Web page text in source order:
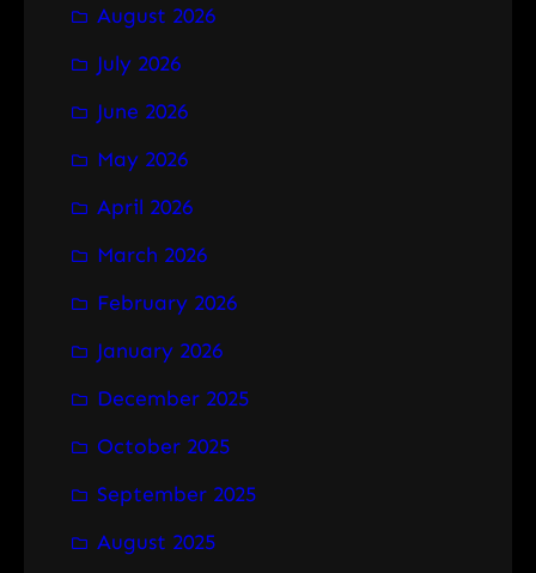
c
h
August 2026
July 2026
June 2026
May 2026
April 2026
March 2026
February 2026
January 2026
December 2025
October 2025
September 2025
August 2025